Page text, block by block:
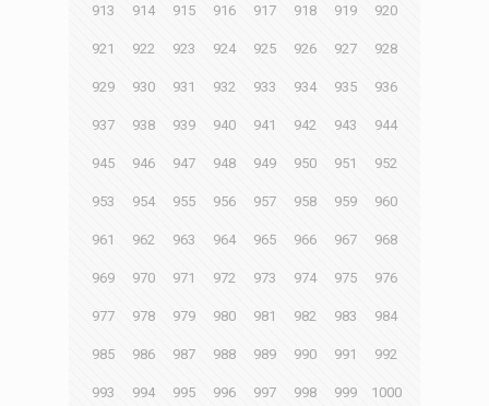
913 914 915 916 917 918 919 920
921 922 923 924 925 926 927 928
929 930 931 932 933 934 935 936
937 938 939 940 941 942 943 944
945 946 947 948 949 950 951 952
953 954 955 956 957 958 959 960
961 962 963 964 965 966 967 968
969 970 971 972 973 974 975 976
977 978 979 980 981 982 983 984
985 986 987 988 989 990 991 992
993 994 995 996 997 998 999 1000